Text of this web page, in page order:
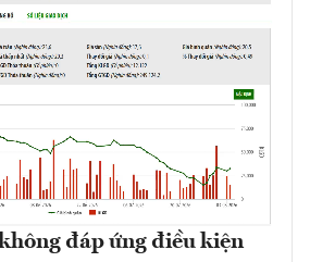
đáp ứng điều kiện